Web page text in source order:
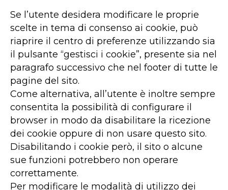
Se l’utente desidera modificare le proprie
scelte in tema di consenso ai cookie, può
riaprire il centro di preferenze utilizzando sia
il pulsante “gestisci i cookie”, presente sia nel
paragrafo successivo che nel footer di tutte le
pagine del sito.
Come alternativa, all’utente è inoltre sempre
consentita la possibilità di configurare il
browser in modo da disabilitare la ricezione
dei cookie oppure di non usare questo sito.
Disabilitando i cookie però, il sito o alcune
sue funzioni potrebbero non operare
correttamente.
Per modificare le modalità di utilizzo dei